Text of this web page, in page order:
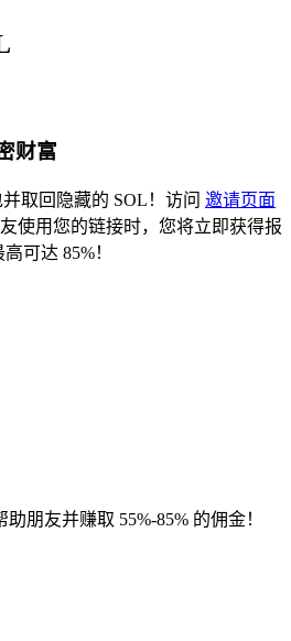
财富
取回隐藏的 SOL！访问 邀请页面
使用您的链接时，您将立即获得报
可达 85%！
朋友并赚取 55%-85% 的佣金！